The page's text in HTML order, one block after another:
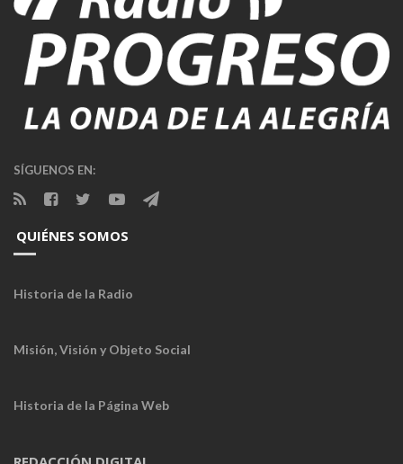
SÍGUENOS EN:
QUIÉNES SOMOS
Historia de la Radio
Misión, Visión y Objeto Social
Historia de la Página Web